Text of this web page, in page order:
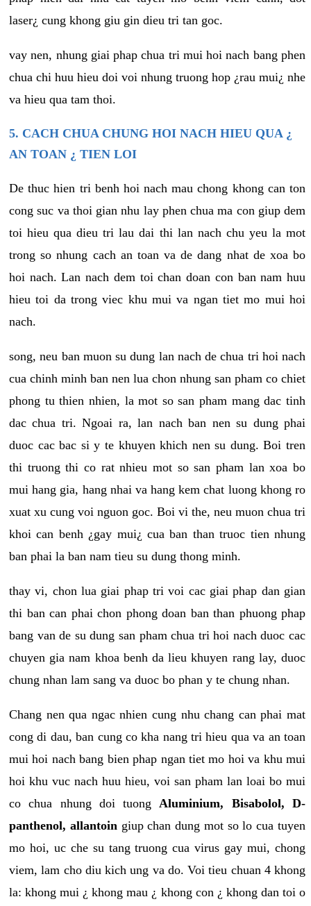
laser¿ cung khong giu gin dieu tri tan goc.
vay nen, nhung giai phap chua tri mui hoi nach bang phen
chua chi huu hieu doi voi nhung truong hop ¿rau mui¿ nhe
va hieu qua tam thoi.
5. CACH CHUA CHUNG HOI NACH HIEU QUA ¿
AN TOAN ¿ TIEN LOI
De thuc hien tri benh hoi nach mau chong khong can ton
cong suc va thoi gian nhu lay phen chua ma con giup dem
toi hieu qua dieu tri lau dai thi lan nach chu yeu la mot
trong so nhung cach an toan va de dang nhat de xoa bo
hoi nach. Lan nach dem toi chan doan con ban nam huu
hieu toi da trong viec khu mui va ngan tiet mo mui hoi
nach.
song, neu ban muon su dung lan nach de chua tri hoi nach
cua chinh minh ban nen lua chon nhung san pham co chiet
phong tu thien nhien, la mot so san pham mang dac tinh
dac chua tri. Ngoai ra, lan nach ban nen su dung phai
duoc cac bac si y te khuyen khich nen su dung. Boi tren
thi truong thi co rat nhieu mot so san pham lan xoa bo
mui hang gia, hang nhai va hang kem chat luong khong ro
xuat xu cung voi nguon goc. Boi vi the, neu muon chua tri
khoi can benh ¿gay mui¿ cua ban than truoc tien nhung
ban phai la ban nam tieu su dung thong minh.
thay vi, chon lua giai phap tri voi cac giai phap dan gian
thi ban can phai chon phong doan ban than phuong phap
bang van de su dung san pham chua tri hoi nach duoc cac
chuyen gia nam khoa benh da lieu khuyen rang lay, duoc
chung nhan lam sang va duoc bo phan y te chung nhan.
Chang nen qua ngac nhien cung nhu chang can phai mat
cong di dau, ban cung co kha nang tri hieu qua va an toan
mui hoi nach bang bien phap ngan tiet mo hoi va khu mui
hoi khu vuc nach huu hieu, voi san pham lan loai bo mui
co chua nhung doi tuong Aluminium, Bisabolol, D-
panthenol, allantoin giup chan dung mot so lo cua tuyen
mo hoi, uc che su tang truong cua virus gay mui, chong
viem, lam cho diu kich ung va do. Voi tieu chuan 4 khong
la: khong mui ¿ khong mau ¿ khong con ¿ khong dan toi o